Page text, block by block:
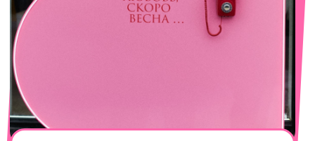
Сочи
Село Эстосадок, ТРЦ Горки Молл,
Горная Карусель, 3
смотреть в Яндекс. Картах